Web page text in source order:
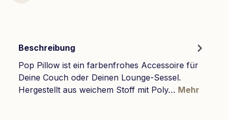
Beschreibung
Pop Pillow ist ein farbenfrohes Accessoire für
Deine Couch oder Deinen Lounge-Sessel.
Hergestellt aus weichem Stoff mit Poly… Mehr